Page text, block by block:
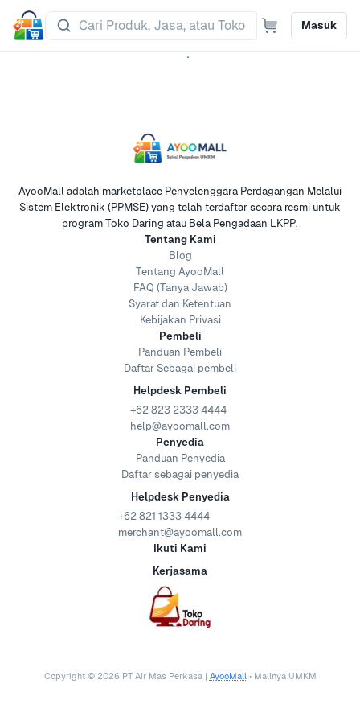
Masuk
AyooMall adalah marketplace Penyelenggara Perdagangan Melalui
Sistem Elektronik (PPMSE) yang telah terdaftar secara resmi untuk
program Toko Daring atau Bela Pengadaan LKPP.
Tentang Kami
Blog
Tentang AyooMall
FAQ (Tanya Jawab)
Syarat dan Ketentuan
Kebijakan Privasi
Pembeli
Panduan Pembeli
Daftar Sebagai pembeli
Helpdesk Pembeli
+62 823 2333 4444
help@ayoomall.com
Penyedia
Panduan Penyedia
Daftar sebagai penyedia
Helpdesk Penyedia
+62 821 1333 4444
merchant@ayoomall.com
Ikuti Kami
Kerjasama
Copyright © 2026 PT Air Mas Perkasa | AyooMall • Mallnya UMKM